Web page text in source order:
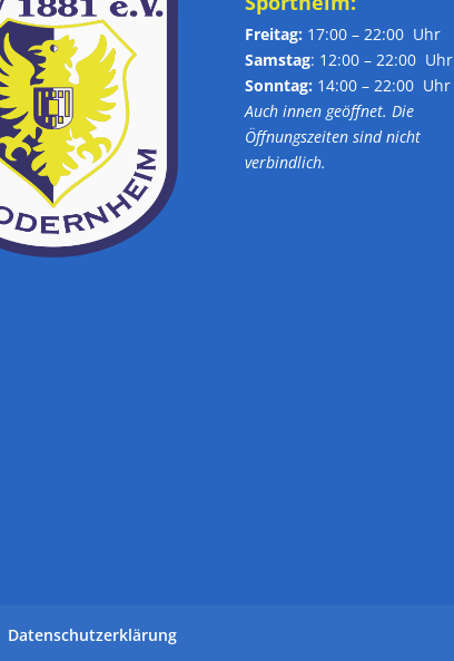
Freitag: 17:00 – 22:00 Uhr
Samstag: 12:00 – 22:00 Uhr
Sonntag: 14:00 – 22:00 Uhr
Auch innen geöffnet. Die
Öffnungszeiten sind nicht
verbindlich.
Datenschutzerklärung